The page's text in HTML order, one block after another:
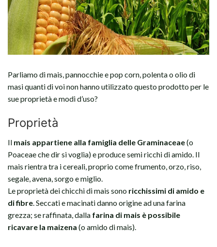
Parliamo di mais, pannocchie e pop corn, polenta o olio di
masi quanti di voi non hanno utilizzato questo prodotto per le
sue proprietà e modi d’uso?
Proprietà
Il mais appartiene alla famiglia delle Graminaceae(o
Poaceae che dir si voglia) e produce semi ricchi di amido. Il
mais rientra tra i cereali, proprio come frumento, orzo, riso,
segale, avena, sorgo e miglio.
Le proprietà dei chicchi di mais sono ricchissimi di amido e
di fibre . Seccati e macinati danno origine ad una farina
grezza; se raffinata, dalla farina di mais è possibile
ricavare la maizena (o amido di mais).